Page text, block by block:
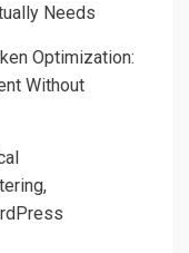
Needs
Optimization:
Without